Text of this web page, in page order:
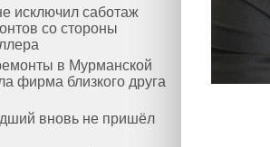
исключил саботаж
со стороны
в Мурманской
фирма близкого друга
вновь не пришёл